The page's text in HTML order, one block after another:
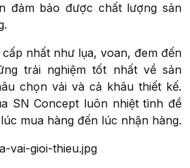
đảm bảo được chất lượng sản
nhất như lụa, voan, đem đến
trải nghiệm tốt nhất về sản
chọn vải và cả khâu thiết kế.
SN Concept luôn nhiệt tình để
mua hàng đến lúc nhận hàng.